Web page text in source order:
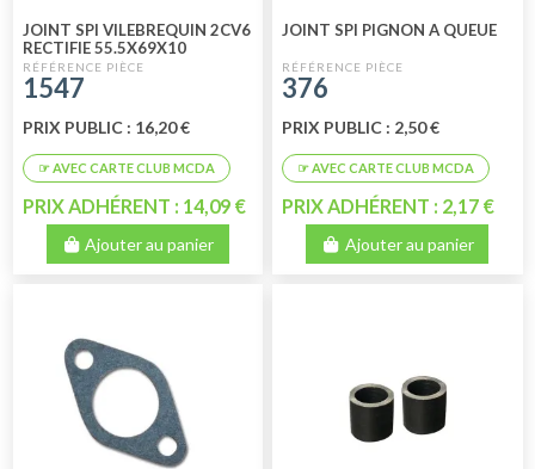
JOINT SPI VILEBREQUIN 2CV6
RECTIFIE 55.5X69X10
1547
PRIX PUBLIC : 16,20 €
PRIX ADHÉRENT : 14,09 €
Ajouter au panier
JOINT SPI PIGNON A QUEUE
376
PRIX PUBLIC : 2,50 €
PRIX ADHÉRENT : 2,17 €
Ajouter au panier